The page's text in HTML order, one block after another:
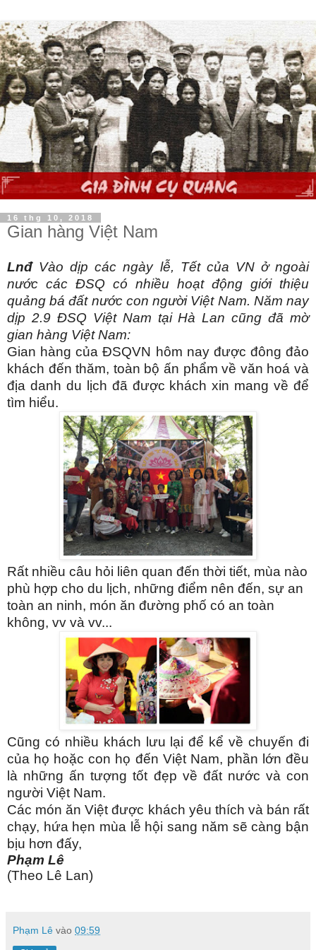
16 thg 10, 2018
Gian hàng Việt Nam
Lnđ Vào dịp các ngày lễ, Tết của VN ở ngoài
nước các ĐSQ có nhiều hoạt động giới thiệu
quảng bá đất nước con người Việt Nam. Năm nay
dịp 2.9 ĐSQ Việt Nam tại Hà Lan cũng đã mờ
gian hàng Việt Nam:
Gian hàng của ĐSQVN hôm nay được đông đảo
khách đến thăm, toàn bộ ấn phẩm về văn hoá và
địa danh du lịch đã được khách xin mang về để
tìm hiểu.
Rất nhiều câu hỏi liên quan đến thời tiết, mùa nào
phù hợp cho du lịch, những điểm nên đến, sự an
toàn an ninh, món ăn đường phố có an toàn
không, vv và vv...
Cũng có nhiều khách lưu lại để kể về chuyến đi
của họ hoặc con họ đến Việt Nam, phần lớn đều
là những ấn tượng tốt đẹp về đất nước và con
người Việt Nam.
Các món ăn Việt được khách yêu thích và bán rất
chạy, hứa hẹn mùa lễ hội sang năm sẽ càng bận
bịu hơn đấy,
Phạm Lê
(Theo Lê Lan)
Phạm Lê vào 09:59